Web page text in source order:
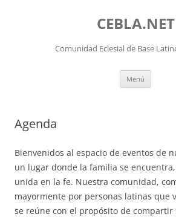
CEBLA.NET
Comunidad Eclesial de Base
Menú
Agenda
Bienvenidos al espacio de eventos de
un lugar donde la familia se
unida en la fe. Nuestra comunidad,
mayormente por personas latinas que
se reúne con el propósito de compartir